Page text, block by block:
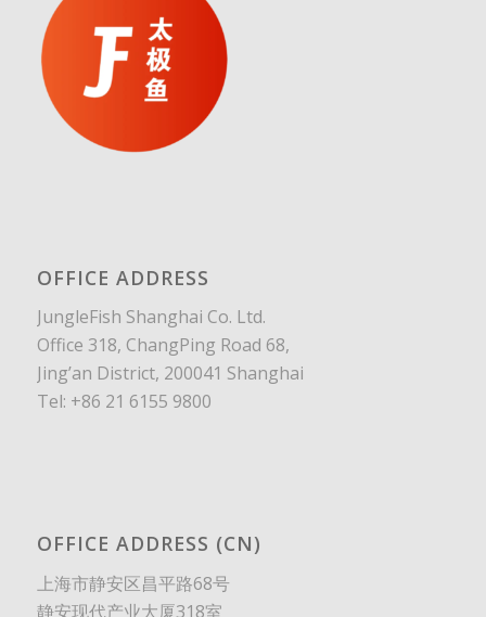
OFFICE ADDRESS
JungleFish Shanghai Co. Ltd.
Office 318, ChangPing Road 68,
Jing’an District, 200041 Shanghai
Tel: +86 21 6155 9800
OFFICE ADDRESS (CN)
上海市静安区昌平路68号
静安现代产业大厦318室